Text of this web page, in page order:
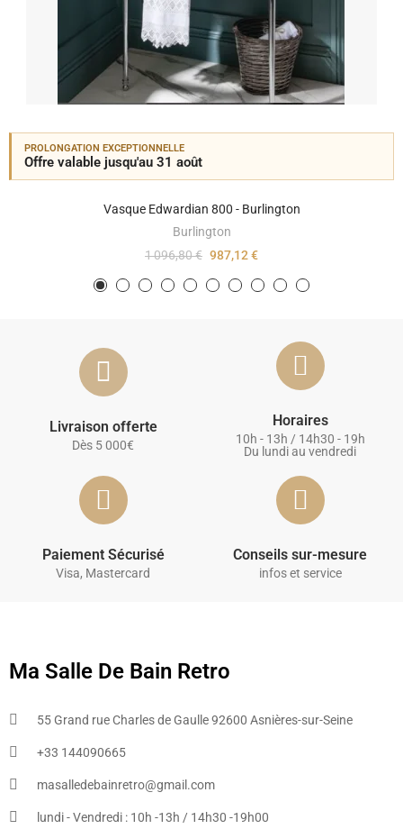
PROLONGATION EXCEPTIONNELLE
Offre valable jusqu'au 31 août
Vasque Edwardian 800 - Burlington
Burlington
1 096,80 € 987,12 €
Livraison offerte
Dès 5 000€
Horaires
10h - 13h / 14h30 - 19h
Du lundi au vendredi
Paiement Sécurisé
Visa, Mastercard
Conseils sur-mesure
infos et service
Ma Salle De Bain Retro
55 Grand rue Charles de Gaulle 92600 Asnières-sur-Seine
+33 144090665​
masalledebainretro@gmail.com
lundi - Vendredi : 10h -13h / 14h30 -19h00